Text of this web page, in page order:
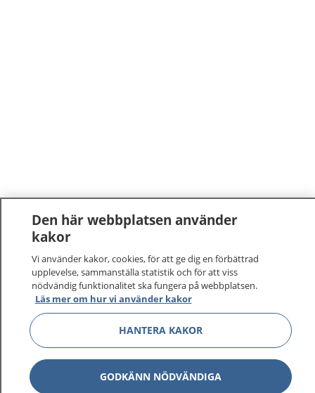
Den här webbplatsen använder
kakor
Vi använder kakor, cookies, för att ge dig en förbättrad
upplevelse, sammanställa statistik och för att viss
nödvändig funktionalitet ska fungera på webbplatsen.
Läs mer om hur vi använder kakor
HANTERA KAKOR
GODKÄNN NÖDVÄNDIGA